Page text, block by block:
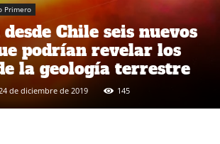
Primero
Chile seis nuevos
podrían revelar los
la geología terrestre
de diciembre de 2019 145